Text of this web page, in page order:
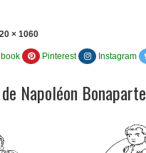
× 1060
Pinterest Instagram
Napoléon Bonaparte